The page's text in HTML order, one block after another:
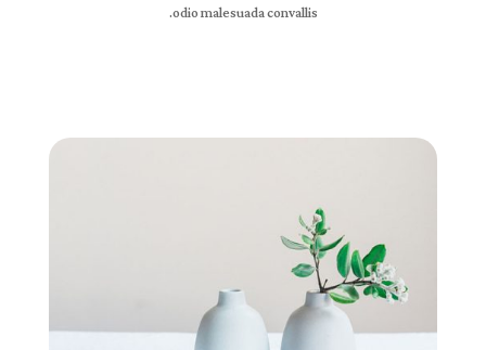
odio malesuada convallis.